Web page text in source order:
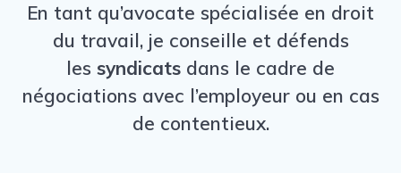
En tant qu’avocate spécialisée en droit
du travail, je conseille et défends
les syndicats dans le cadre de
négociations avec l’employeur ou en cas
de contentieux.